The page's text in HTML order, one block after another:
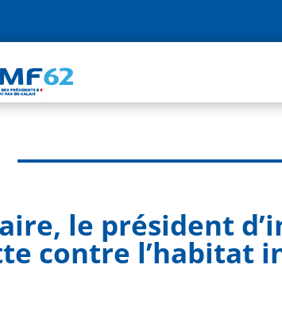
le président
contre l’habitat